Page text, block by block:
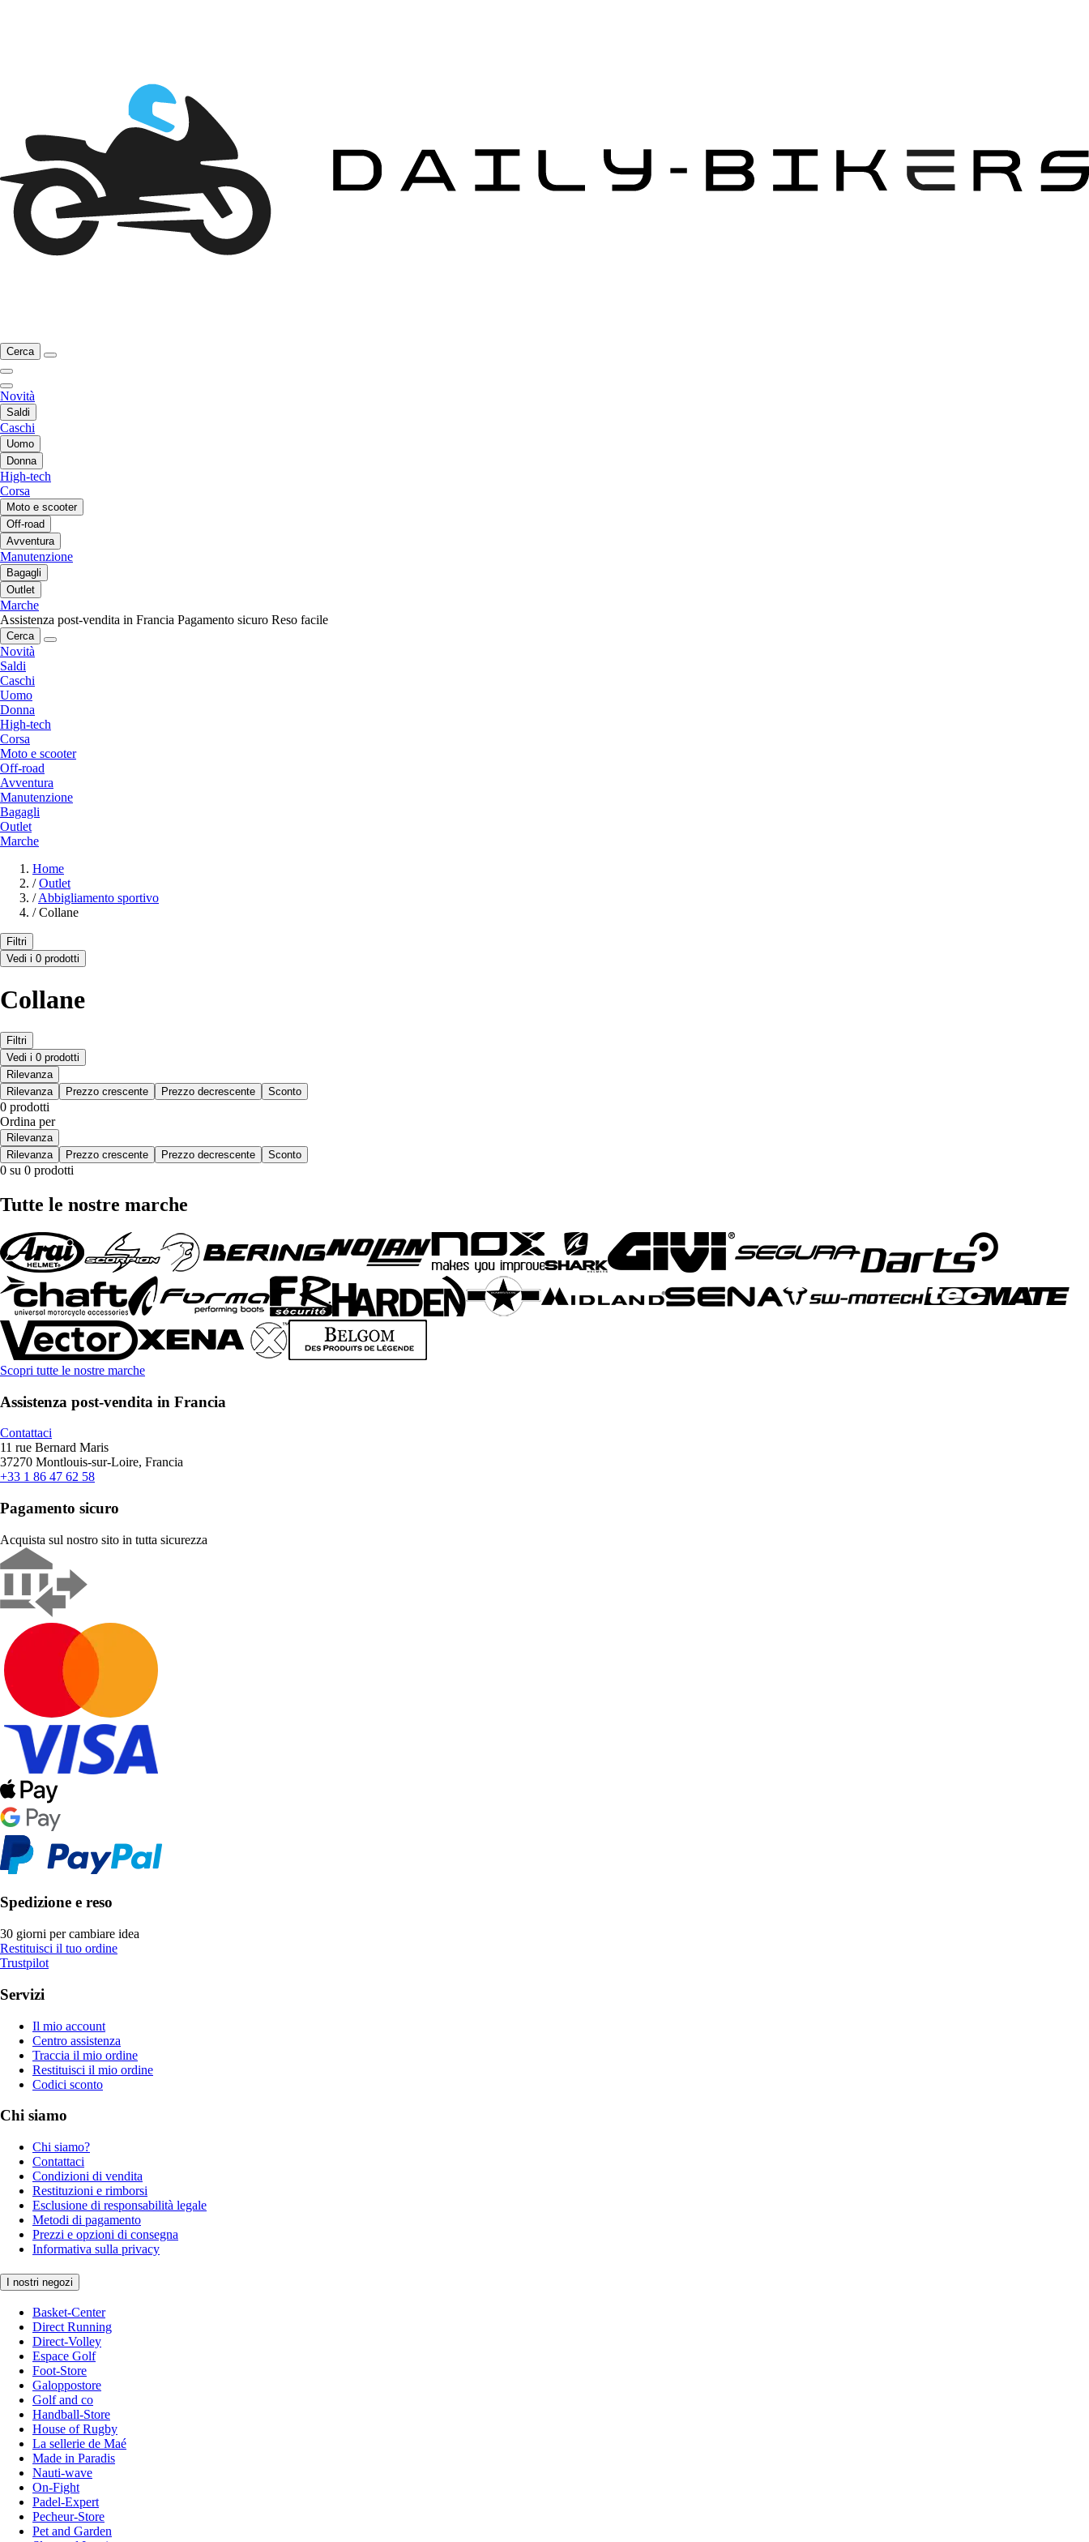
Cerca
Novità
Saldi
Caschi
Uomo
Donna
High-tech
Corsa
Moto e scooter
Off-road
Avventura
Manutenzione
Bagagli
Outlet
Marche
Assistenza post-vendita in Francia Pagamento sicuro Reso facile
Cerca
Novità
Saldi
Caschi
Uomo
Donna
High-tech
Corsa
Moto e scooter
Off-road
Avventura
Manutenzione
Bagagli
Outlet
Marche
Home
/ Outlet
/ Abbigliamento sportivo
/ Collane
Filtri
Vedi i 0 prodotti
Collane
Filtri
Vedi i 0 prodotti
Rilevanza
Rilevanza
Prezzo crescente Prezzo decrescente Sconto
0 prodotti
Ordina per
Rilevanza
Rilevanza
Prezzo crescente Prezzo decrescente Sconto
0 su 0 prodotti
Tutte le nostre marche
Scopri tutte le nostre marche
Assistenza post-vendita in Francia
Contattaci
11 rue Bernard Maris
37270 Montlouis-sur-Loire, Francia
+33 1 86 47 62 58
Pagamento sicuro
Acquista sul nostro sito in tutta sicurezza
Spedizione e reso
30 giorni per cambiare idea
Restituisci il tuo ordine
Trustpilot
Servizi
Il mio account
Centro assistenza
Traccia il mio ordine
Restituisci il mio ordine
Codici sconto
Chi siamo
Chi siamo?
Contattaci
Condizioni di vendita
Restituzioni e rimborsi
Esclusione di responsabilità legale
Metodi di pagamento
Prezzi e opzioni di consegna
Informativa sulla privacy
I nostri negozi
Basket-Center
Direct Running
Direct-Volley
Espace Golf
Foot-Store
Galoppostore
Golf and co
Handball-Store
House of Rugby
La sellerie de Maé
Made in Paradis
Nauti-wave
On-Fight
Padel-Expert
Pecheur-Store
Pet and Garden